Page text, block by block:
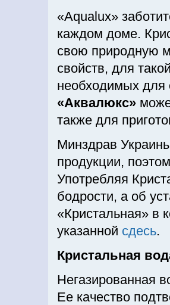
«Aqualux»
каждом доме.
свою природную
свойств, для
необходимых для
«Аквалюкс»
также для
Минздрав
продукции,
Употребляя
бодрости, а об
«Кристальная» в
указанной сдесь.
Кристальная
Негазированная
Ее качество